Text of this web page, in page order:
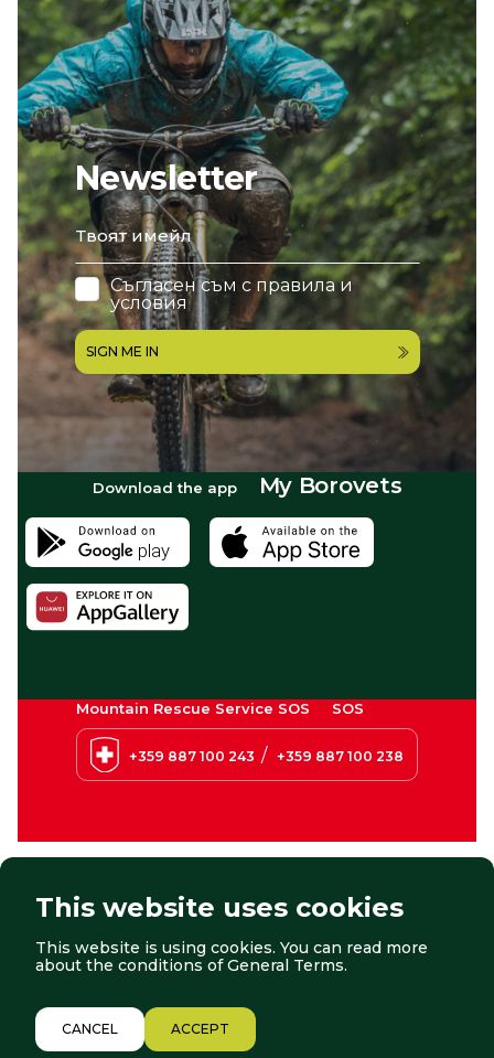
Newsletter
email
Съгласен съм с правила и
условия
SIGN ME IN
Download the app My Borovets
Mountain Rescue Service SOS SOS
+359 887 100 243 / +359 887 100 238
© 2026 Borovets. All right reserved. Website by:StudioX
2/12
This website uses cookies
This website is using cookies. You can read more
about the conditions ofGeneral Terms.
CANCEL ACCEPT